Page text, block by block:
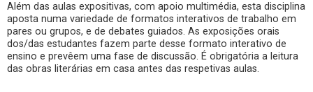
Além das aulas expositivas, com apoio multimédia, esta disciplina
aposta numa variedade de formatos interativos de trabalho em
pares ou grupos, e de debates guiados. As exposições orais
dos/das estudantes fazem parte desse formato interativo de
ensino e prevêem uma fase de discussão. É obrigatória a leitura
das obras literárias em casa antes das respetivas aulas.